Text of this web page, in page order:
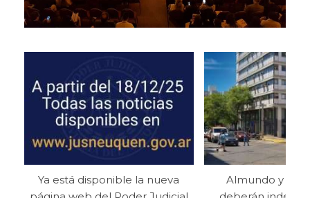
Ya está disponible la nueva
Almundo y